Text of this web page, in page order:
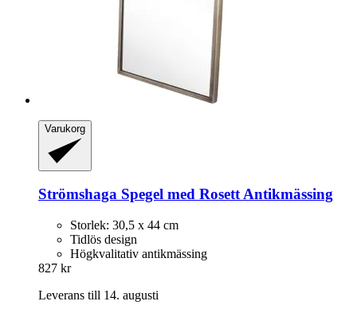
Varukorg
Strömshaga Spegel med Rosett Antikmässing
Storlek: 30,5 x 44 cm
Tidlös design
Högkvalitativ antikmässing
827 kr
Leverans till 14. augusti